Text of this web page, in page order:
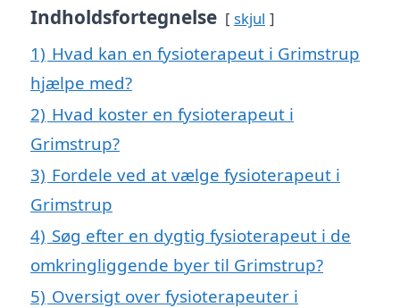
Indholdsfortegnelse skjul
1) Hvad kan en fysioterapeut i Grimstrup
hjælpe med?
2) Hvad koster en fysioterapeut i
Grimstrup?
3) Fordele ved at vælge fysioterapeut i
Grimstrup
4) Søg efter en dygtig fysioterapeut i de
omkringliggende byer til Grimstrup?
5) Oversigt over fysioterapeuter i